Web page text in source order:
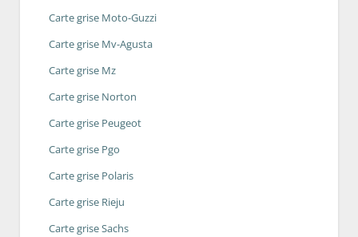
Carte grise Moto-Guzzi
Carte grise Mv-Agusta
Carte grise Mz
Carte grise Norton
Carte grise Peugeot
Carte grise Pgo
Carte grise Polaris
Carte grise Rieju
Carte grise Sachs